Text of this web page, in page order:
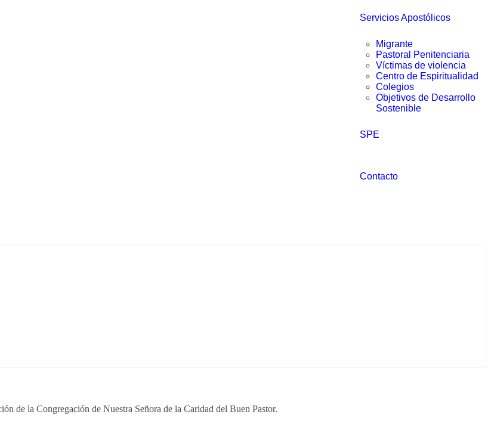
Servicios Apostólicos
Migrante
Pastoral Penitenciaria
Víctimas de violencia
Centro de Espiritualidad
Colegios
Objetivos de Desarrollo
Sostenible
SPE
Contacto
de la Congregación de Nuestra Señora de la Caridad del Buen Pastor.